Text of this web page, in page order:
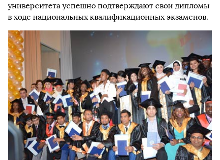
университета успешно подтверждают свои дипломы
в ходе национальных квалификационных экзаменов.